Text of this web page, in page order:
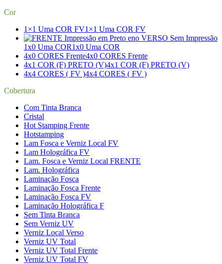
Cor
1×1 Uma COR FV1×1 Uma COR FV
1x0 Uma COR1x0 Uma COR
4x0 CORES Frente4x0 CORES Frente
4x1 COR (F) PRETO (V)4x1 COR (F) PRETO (V)
4x4 CORES ( FV )4x4 CORES ( FV )
Cobertura
Com Tinta Branca
Cristal
Hot Stamping Frente
Hotstamping
Lam Fosca e Verniz Local FV
Lam Holográfica FV
Lam. Fosca e Verniz Local FRENTE
Lam. Holográfica
Laminação Fosca
Laminação Fosca Frente
Laminação Fosca FV
Laminação Holográfica F
Sem Tinta Branca
Sem Verniz UV
Verniz Local Verso
Verniz UV Total
Verniz UV Total Frente
Verniz UV Total FV